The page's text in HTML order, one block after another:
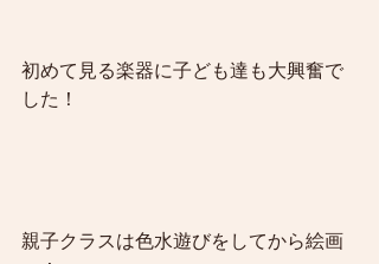
初めて見る楽器に子ども達も大興奮で
した！
親子クラスは色水遊びをしてから絵画